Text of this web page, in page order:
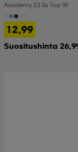
Academy 23 Ss Top W
12,99
Suositushinta